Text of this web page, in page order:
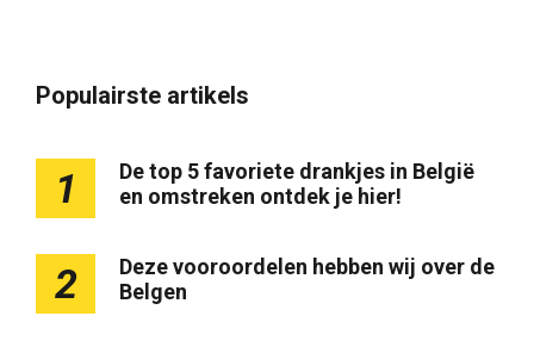
Populairste artikels
1
De top 5 favoriete drankjes in België
en omstreken ontdek je hier!
2
Deze vooroordelen hebben wij over de
Belgen